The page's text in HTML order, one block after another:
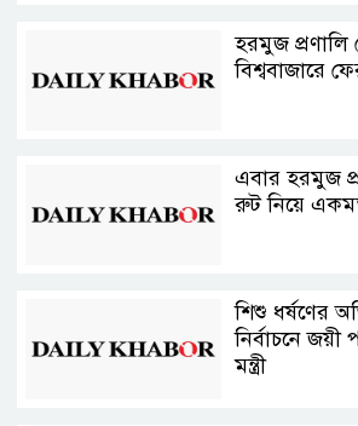
হরমুজ
বিশ্ববাজারে
এবার হরমুজ
রুট নিয়ে
শিশু ধর্ষণের
নির্বাচনে জয়ী
মন্ত্রী